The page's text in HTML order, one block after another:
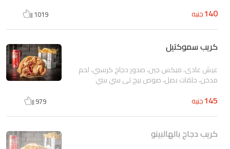
140جنيه 1019
كريب سموكتيل
عيش عادى، ميكس جبن، صدور دجاج كرسبي، لحم
مدخن، حلقات بصل، صوص بيج تي سي سي
145جنيه 979
كريب دجاج بالهالبينو